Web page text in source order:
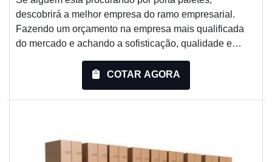
descobrirá a melhor empresa do ramo empresarial.
Fazendo um orçamento na empresa mais qualificada
do mercado e achando a sofisticação, qualidade e
preço justo em um só lugar.Quando a procura é por
porta paletes, com a equipe da Engesystems Sistemas
de Armazenagens encontramos precisão com soluções
para armazenagem, verticalização e movimentação de
COTAR AGORA